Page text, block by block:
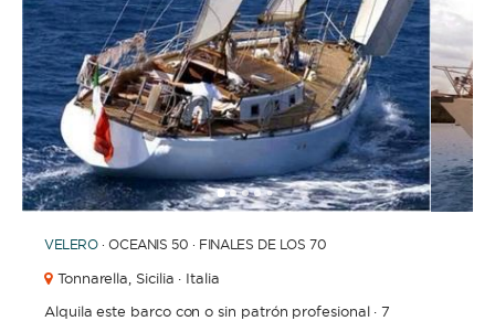
12345 6789101112131415
VELERO · OCEANIS 50 · FINALES DE LOS 70
Tonnarella, Sicilia · Italia
Alquila este barco con o sin patrón profesional·7